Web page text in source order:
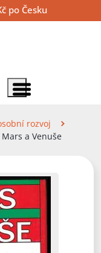
po Česku
– košík
Zobrazit položky menu
rozvoj
Mars a Venuše